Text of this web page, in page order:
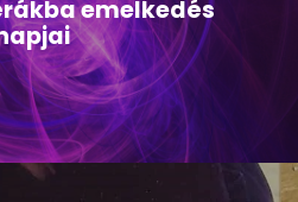
emelkedés